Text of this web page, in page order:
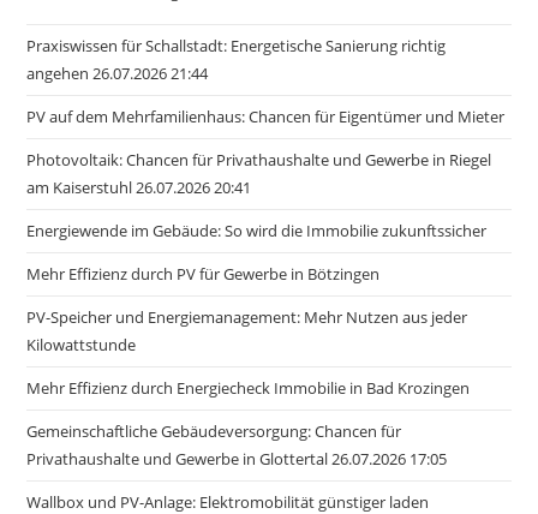
Praxiswissen für Schallstadt: Energetische Sanierung richtig
angehen 26.07.2026 21:44
PV auf dem Mehrfamilienhaus: Chancen für Eigentümer und Mieter
Photovoltaik: Chancen für Privathaushalte und Gewerbe in Riegel
am Kaiserstuhl 26.07.2026 20:41
Energiewende im Gebäude: So wird die Immobilie zukunftssicher
Mehr Effizienz durch PV für Gewerbe in Bötzingen
PV-Speicher und Energiemanagement: Mehr Nutzen aus jeder
Kilowattstunde
Mehr Effizienz durch Energiecheck Immobilie in Bad Krozingen
Gemeinschaftliche Gebäudeversorgung: Chancen für
Privathaushalte und Gewerbe in Glottertal 26.07.2026 17:05
Wallbox und PV-Anlage: Elektromobilität günstiger laden